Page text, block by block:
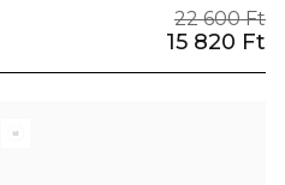
22 600 Ft
15 820 Ft